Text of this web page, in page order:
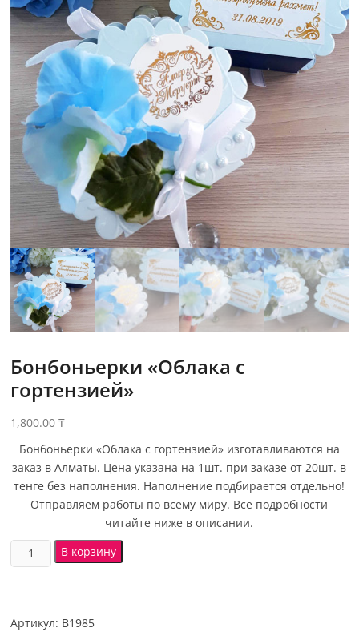
Бонбоньерки «Облака с
гортензией»
1,800.00₸
Бонбоньерки «Облака с гортензией» изготавливаются на
заказ в Алматы. Цена указана на 1шт. при заказе от 20шт. в
тенге без наполнения. Наполнение подбирается отдельно!
Отправляем работы по всему миру. Все подробности
читайте ниже в описании.
В корзину
Артикул: B1985